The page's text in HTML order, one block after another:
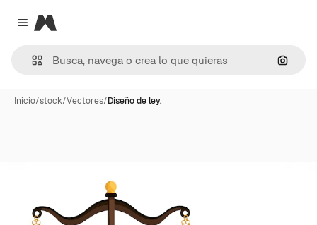
Close menu
Magnific
Inicio/stock/Vectores/Diseño de ley.